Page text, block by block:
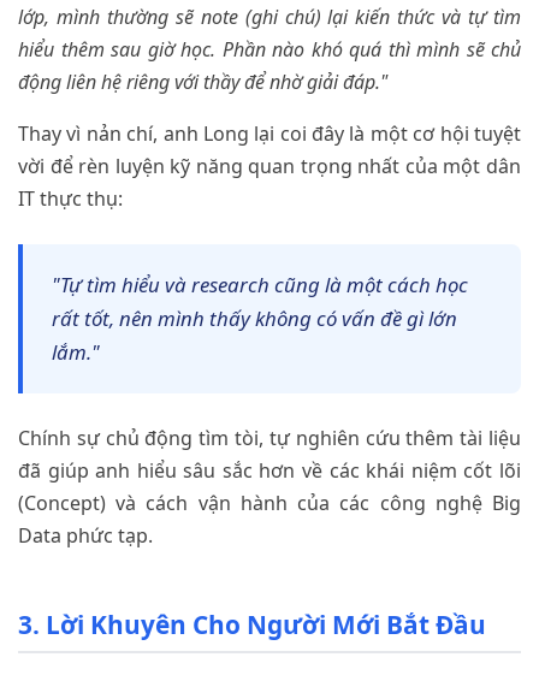
lớp, mình thường sẽ note (ghi chú) lại kiến thức và tự tìm
hiểu thêm sau giờ học. Phần nào khó quá thì mình sẽ chủ
động liên hệ riêng với thầy để nhờ giải đáp."
Thay vì nản chí, anh Long lại coi đây là một cơ hội tuyệt
vời để rèn luyện kỹ năng quan trọng nhất của một dân
IT thực thụ:
"Tự tìm hiểu và research cũng là một cách học
rất tốt, nên mình thấy không có vấn đề gì lớn
lắm."
Chính sự chủ động tìm tòi, tự nghiên cứu thêm tài liệu
đã giúp anh hiểu sâu sắc hơn về các khái niệm cốt lõi
(Concept) và cách vận hành của các công nghệ Big
Data phức tạp.
3. Lời Khuyên Cho Người Mới Bắt Đầu